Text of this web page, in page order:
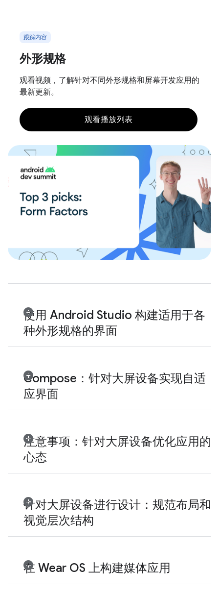
跟踪内容
外形规格
观看视频，了解针对不同外形规格和屏幕开发应用的
最新更新。
观看播放列表
使用 Android Studio 构建适用于各
种外形规格的界面
Compose：针对大屏设备实现自适
应界面
注意事项：针对大屏设备优化应用的
心态
针对大屏设备进行设计：规范布局和
视觉层次结构
在 Wear OS 上构建媒体应用